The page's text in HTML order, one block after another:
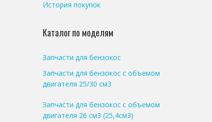
История покупок
Каталог по моделям
Запчасти для бензокос
Запчасти для бензокос с объемом
двигателя 25/30 см3
Запчасти для бензокос с объемом
двигателя 26 см3 (25,4см3)